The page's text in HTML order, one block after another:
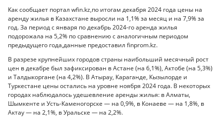
Как сообщает портал wfin.kz,по итогам декабря 2024 года цены на
аренду жилья в Казахстане выросли на 1,1% за месяц и на 7,9% за
год. За период с января по декабрь 2024-го аренда жилья
подорожала на 5,2% по сравнению с аналогичным периодом
предыдущего года,данные предоставил finprom.kz.
В разрезе крупнейших городов страны наибольший месячный рост
цен в декабре был зафиксирован в Астане (на 6,1%), Актобе (на 5,3%)
и Талдыкоргане (на 4,2%). В Атырау, Караганде, Кызылорде и
Туркестане цены остались на уровне ноября 2024 года. В некоторых
городах наблюдалось удешевление аренды жилья: в Алматы,
Шымкенте и Усть-Каменогорске — на 0,9%, в Конаеве — на 1,8%, в
Актау — на 2,1%, в Уральске — на 2,2%.